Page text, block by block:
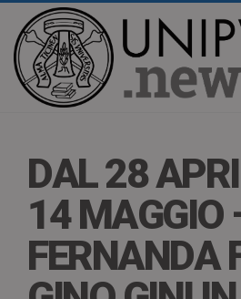
DAL 28
14 MAGGIO
FERNANDA